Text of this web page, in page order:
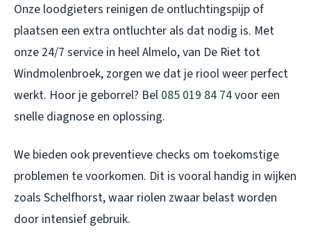
Onze loodgieters reinigen de ontluchtingspijp of
plaatsen een extra ontluchter als dat nodig is. Met
onze 24/7 service in heel Almelo, van De Riet tot
Windmolenbroek, zorgen we dat je riool weer perfect
werkt. Hoor je geborrel? Bel 085 019 84 74voor een
snelle diagnose en oplossing.
We bieden ook preventieve checks om toekomstige
problemen te voorkomen. Dit is vooral handig in wijken
zoals Schelfhorst, waar riolen zwaar belast worden
door intensief gebruik.